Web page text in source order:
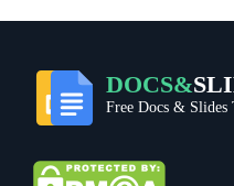
DOCS&
Free Docs & Slides